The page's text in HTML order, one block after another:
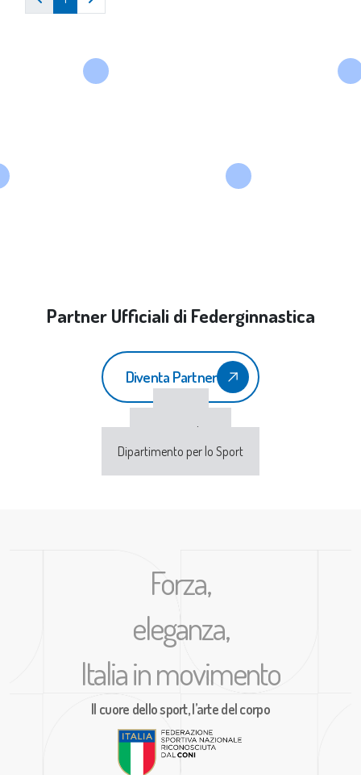
Partner Ufficiali di Federginnastica
Diventa Partner
Sport e Salute
Dipartimento per lo Sport
Forza,
eleganza,
Italia in movimento
Il cuore dello sport, l’arte del corpo